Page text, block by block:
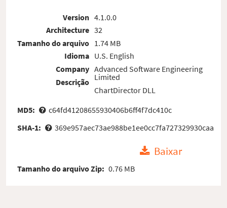
Version
Architecture
Tamanho do arquivo
Idioma
Company
Descrição
4.1.0.0
32
1.74 MB
U.S. English
Advanced Software Engineering
Limited
ChartDirector DLL
MD5:
c64fd41208655930406b6ff4f7dc410c
SHA-1:
369e957aec73ae988be1ee0cc7fa727329930caa
Baixar
Tamanho do arquivo Zip: 0.76 MB